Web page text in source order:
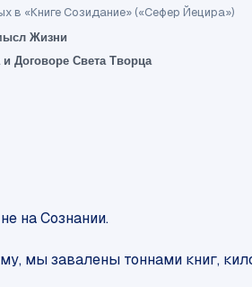
в «Книге Созидание» («Сефер Йецира»)
Жизни
Договоре Света Творца
на Сознании.
мы завалены тоннами книг,